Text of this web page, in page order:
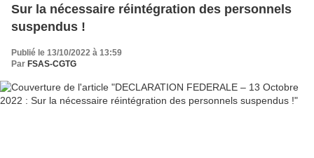
Sur la nécessaire réintégration des personnels
suspendus !
Publié le 13/10/2022 à 13:59
Par FSAS-CGTG